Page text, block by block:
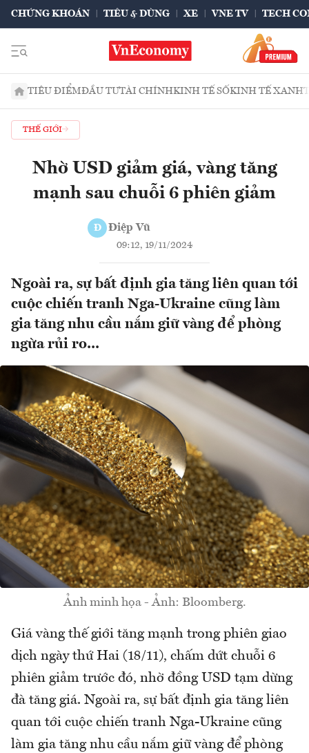
CHỨNG KHOÁN TIÊU & DÙNG XE VNE TV TECH
TIÊU ĐIỂMĐẦU TƯTÀI CHÍNHKINH TẾ SỐKINH TẾ XANH
THẾ GIỚI
Nhờ USD giảm giá, vàng tăng
mạnh sau chuỗi 6 phiên giảm
Đ Điệp Vũ
09:12, 19/11/2024
Ngoài ra, sự bất định gia tăng liên quan tới
cuộc chiến tranh Nga-Ukraine cũng làm
gia tăng nhu cầu nắm giữ vàng để phòng
ngừa rủi ro...
Ảnh minh họa - Ảnh: Bloomberg.
Giá vàng thế giới tăng mạnh trong phiên giao
dịch ngày thứ Hai (18/11), chấm dứt chuỗi 6
phiên giảm trước đó, nhờ đồng USD tạm dừng
đà tăng giá. Ngoài ra, sự bất định gia tăng liên
quan tới cuộc chiến tranh Nga-Ukraine cũng
làm gia tăng nhu cầu nắm giữ vàng để phòng